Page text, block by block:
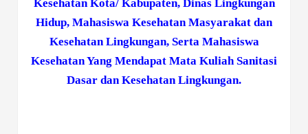
Kesehatan Kota/ Kabupaten, Dinas Lingkungan
Hidup, Mahasiswa Kesehatan Masyarakat dan
Kesehatan Lingkungan, Serta Mahasiswa
Kesehatan Yang Mendapat Mata Kuliah Sanitasi
Dasar dan Kesehatan Lingkungan.